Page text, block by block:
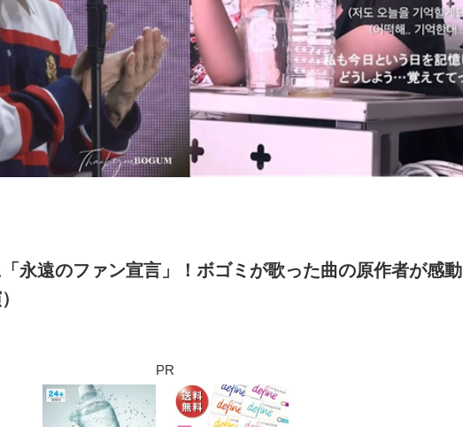
永遠のファン宣言」！ボゴミが歌った曲の原作者が感動
PR